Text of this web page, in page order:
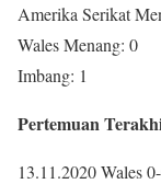
Amerika Serikat
Wales Menang: 0
Imbang: 1
Pertemuan
13.11.2020 Wales